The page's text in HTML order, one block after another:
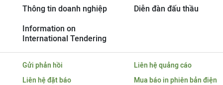
Thông tin doanh nghiệp Diễn đàn đấu thầu
Information on
International Tendering
Gửi phản hồi
Liên hệ quảng cáo
Liên hệ đặt báo
Mua báo in phiên bản điện